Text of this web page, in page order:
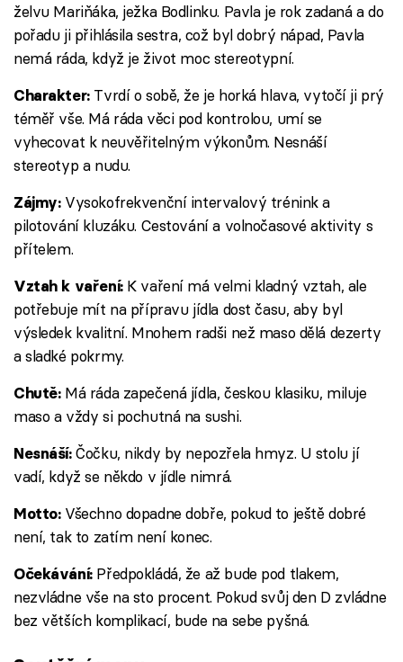
želvu Mariňáka, ježka Bodlinku. Pavla je rok zadaná a do
pořadu ji přihlásila sestra, což byl dobrý nápad, Pavla
nemá ráda, když je život moc stereotypní.
Charakter: Tvrdí o sobě, že je horká hlava, vytočí ji prý
téměř vše. Má ráda věci pod kontrolou, umí se
vyhecovat k neuvěřitelným výkonům. Nesnáší
stereotyp a nudu.
Zájmy: Vysokofrekvenční intervalový trénink a
pilotování kluzáku. Cestování a volnočasové aktivity s
přítelem.
Vztah k vaření: K vaření má velmi kladný vztah, ale
potřebuje mít na přípravu jídla dost času, aby byl
výsledek kvalitní. Mnohem radši než maso dělá dezerty
a sladké pokrmy.
Chutě: Má ráda zapečená jídla, českou klasiku, miluje
maso a vždy si pochutná na sushi.
Nesnáší:Čočku, nikdy by nepozřela hmyz. U stolu jí
vadí, když se někdo v jídle nimrá.
Motto: Všechno dopadne dobře, pokud to ještě dobré
není, tak to zatím není konec.
Očekávání: Předpokládá, že až bude pod tlakem,
nezvládne vše na sto procent. Pokud svůj den D zvládne
bez větších komplikací, bude na sebe pyšná.